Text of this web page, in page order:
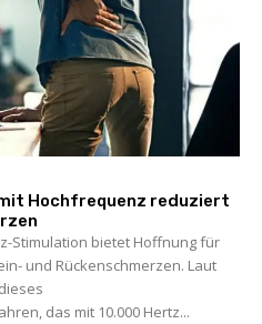
Hochfrequenz reduziert
Stimulation bietet Hoffnung für
und Rückenschmerzen. Laut
das mit 10.000 Hertz...